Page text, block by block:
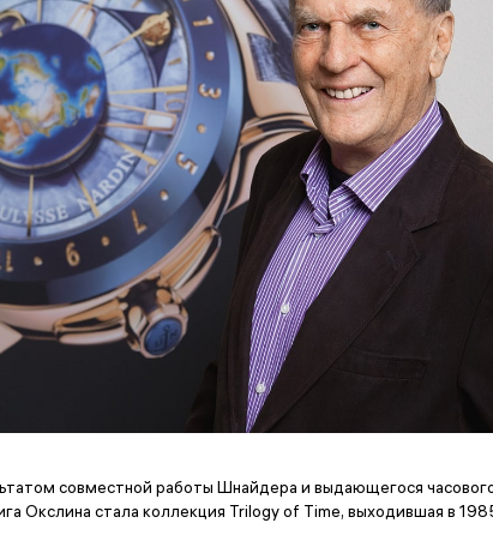
совместной работы Шнайдера и выдающегося
Окслина стала коллекция Trilogy of Time, выходившая в